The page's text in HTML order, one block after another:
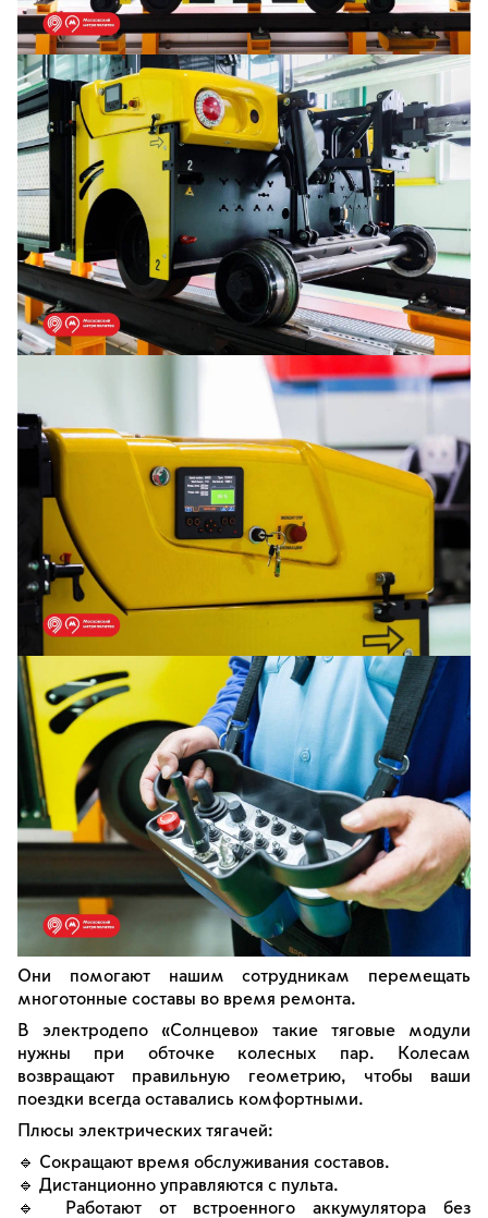
Они помогают нашим сотрудникам перемещать
многотонные составы во время ремонта.
В электродепо «Солнцево» такие тяговые модули
нужны при обточке колесных пар. Колесам
возвращают правильную геометрию, чтобы ваши
поездки всегда оставались комфортными.
Плюсы электрических тягачей:
🔹 Сокращают время обслуживания составов.
🔹 Дистанционно управляются с пульта.
🔹 Работают от встроенного аккумулятора без